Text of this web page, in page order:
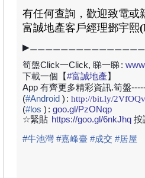
有任何查詢，歡迎致電或
富誠地產客戶經理鄧宇熙
筍盤Click一Click, 睇一睇:
下載一個【#富誠地產】
App 有齊更多精彩資訊.筍盤
(#Android ) : http://bit.ly/
(#los ) : goo.gl/PzONqp
☆緊貼 https://goo.gl/6nkJhq 按
#牛池灣 #嘉峰臺 #成交 #居屋